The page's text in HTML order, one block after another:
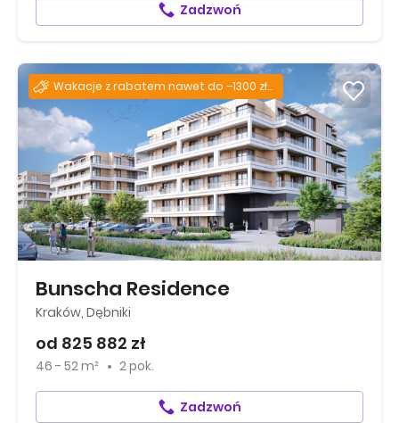
Zadzwoń
Wakacje z rabatem nawet do –1300 zł za każdy m²!
Bunscha Residence
Kraków, Dębniki
od 825 882 zł
46 - 52 m² 2 pok.
Zadzwoń